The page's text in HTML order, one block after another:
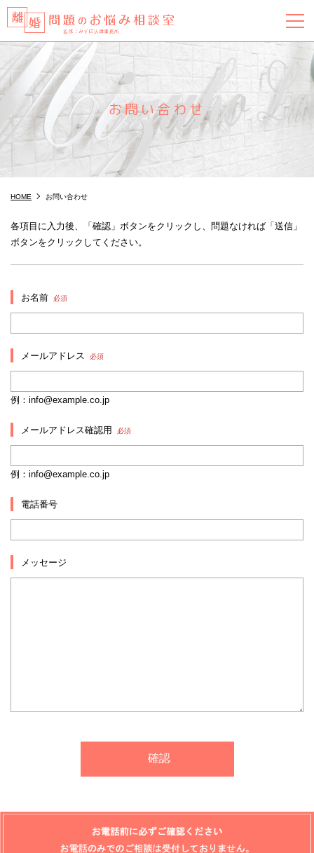
お問い合わせ
HOME お問い合わせ
各項目に入力後、「確認」ボタンをクリックし、問題なければ「送信」
ボタンをクリックしてください。
お名前 必須
メールアドレス 必須
例：info@example.co.jp
メールアドレス確認用 必須
例：info@example.co.jp
電話番号
メッセージ